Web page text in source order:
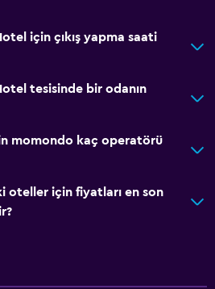
için çıkış yapma saati
tesisinde bir odanın
momondo kaç operatörü
oteller için fiyatları en son